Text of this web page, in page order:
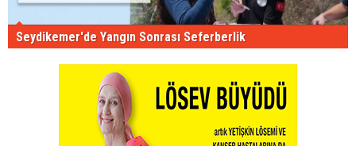
Seydikemer'de Yangın Sonrası Seferberlik